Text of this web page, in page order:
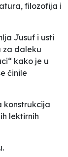
filozofija i
Jusuf i usti
za daleku
kako je u
činile
konstrukcija
lektirnih